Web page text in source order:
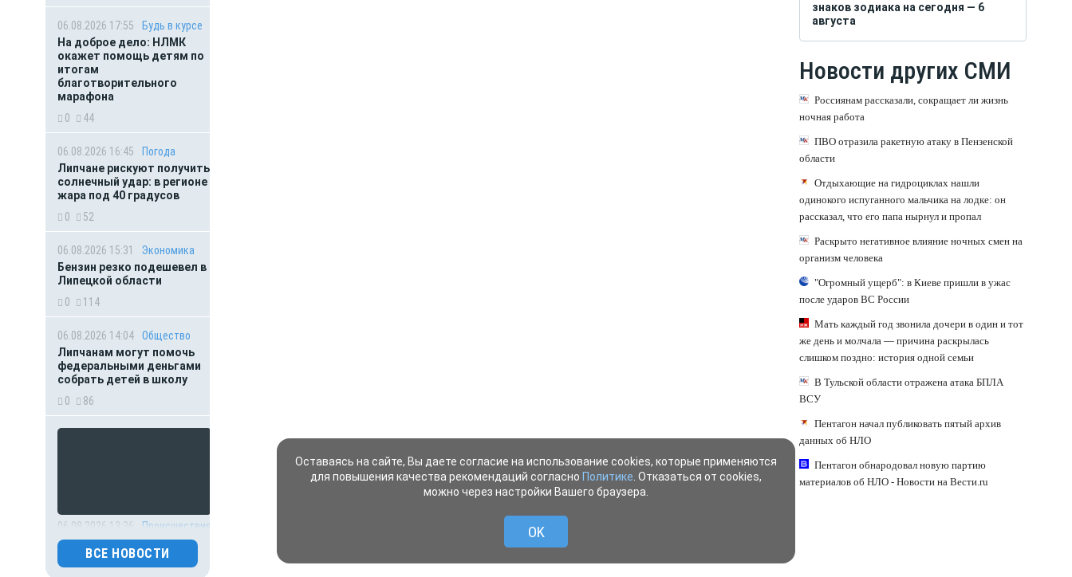
06.08.2026 17:55
Будь в курсе
На доброе дело: НЛМК
окажет помощь детям по
итогам
благотворительного
марафона
0
44
06.08.2026 16:45
Погода
Липчане рискуют получить
солнечный удар: в регионе
жара под 40 градусов
0
52
06.08.2026 15:31
Экономика
Бензин резко подешевел в
Липецкой области
0
114
06.08.2026 14:04
Общество
Липчанам могут помочь
федеральными деньгами
собрать детей в школу
0
86
06.08.2026 13:36
Происшествия
Невероятное спасение:
боец СВО пережил встречу
с медведем и удар молнии
ВСЕ НОВОСТИ
знаков зодиака на сегодня — 6
августа
Новости других СМИ
Россиянам рассказали, сокращает ли жизнь
ночная работа
ПВО отразила ракетную атаку в Пензенской
области
Отдыхающие на гидроциклах нашли
одинокого испуганного мальчика на лодке: он
рассказал, что его папа нырнул и пропал
Раскрыто негативное влияние ночных смен на
организм человека
"Огромный ущерб": в Киеве пришли в ужас
после ударов ВС России
Мать каждый год звонила дочери в один и тот
же день и молчала — причина раскрылась
слишком поздно: история одной семьи
В Тульской области отражена атака БПЛА
ВСУ
Пентагон начал публиковать пятый архив
данных об НЛО
Пентагон обнародовал новую партию
материалов об НЛО - Новости на Вести.ru
Оставаясь на сайте, Вы даете согласие на использование cookies, которые применяются
для повышения качества рекомендаций согласно Политике . Отказаться от cookies,
можно через настройки Вашего браузера.
OK